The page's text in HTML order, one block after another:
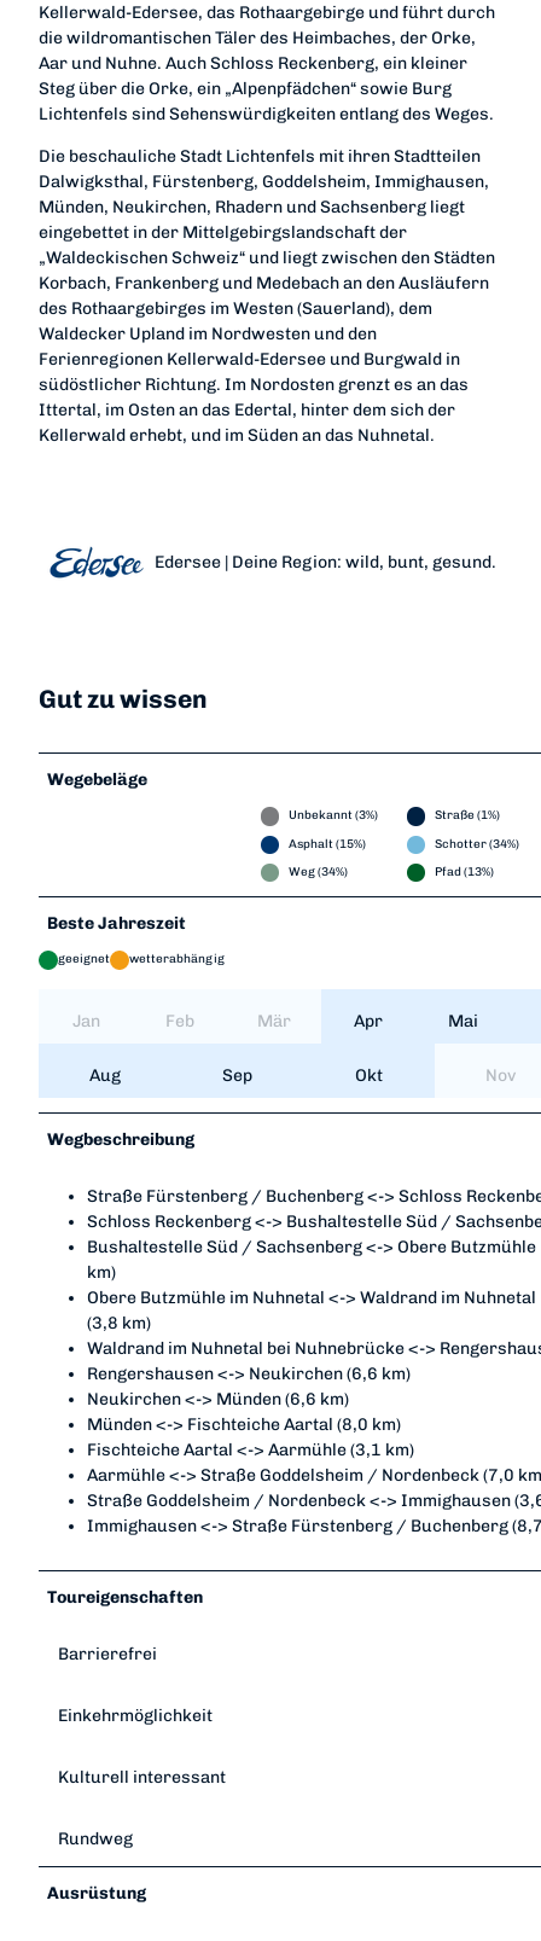
Kellerwald-Edersee, das Rothaargebirge und führt durch
die wildromantischen Täler des Heimbaches, der Orke,
Aar und Nuhne. Auch Schloss Reckenberg, ein kleiner
Steg über die Orke, ein „Alpenpfädchen“ sowie Burg
Lichtenfels sind Sehenswürdigkeiten entlang des Weges.
Die beschauliche Stadt Lichtenfels mit ihren Stadtteilen
Dalwigksthal, Fürstenberg, Goddelsheim, Immighausen,
Münden, Neukirchen, Rhadern und Sachsenberg liegt
eingebettet in der Mittelgebirgslandschaft der
„Waldeckischen Schweiz“ und liegt zwischen den Städten
Korbach, Frankenberg und Medebach an den Ausläufern
des Rothaargebirges im Westen (Sauerland), dem
Waldecker Upland im Nordwesten und den
Ferienregionen Kellerwald-Edersee und Burgwald in
südöstlicher Richtung. Im Nordosten grenzt es an das
Ittertal, im Osten an das Edertal, hinter dem sich der
Kellerwald erhebt, und im Süden an das Nuhnetal.
Edersee | Deine Region: wild, bunt, gesund.
Gut zu wissen
Wegebeläge
Unbekannt (3%)
Straße (1%)
Asphalt (15%)
Schotter (34%)
Weg (34%)
Pfad (13%)
Beste Jahreszeit
geeignet wetterabhängig
Jan Feb Mär Apr Mai
Aug Sep Okt Nov
Wegbeschreibung
Straße Fürstenberg / Buchenberg <-> Schloss
Schloss Reckenberg <-> Bushaltestelle Süd /
Bushaltestelle Süd / Sachsenberg <-> Obere Butzmühle
km)
Obere Butzmühle im Nuhnetal <-> Waldrand im
(3,8 km)
Waldrand im Nuhnetal bei Nuhnebrücke <->
Rengershausen <-> Neukirchen (6,6 km)
Neukirchen <-> Münden (6,6 km)
Münden <-> Fischteiche Aartal (8,0 km)
Fischteiche Aartal <-> Aarmühle (3,1 km)
Aarmühle <-> Straße Goddelsheim / Nordenbeck (7,0
Straße Goddelsheim / Nordenbeck <-> Immighausen
Immighausen <-> Straße Fürstenberg / Buchenberg
Toureigenschaften
Barrierefrei
Einkehrmöglichkeit
Kulturell interessant
Rundweg
Ausrüstung